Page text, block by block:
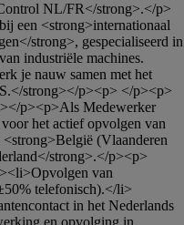
NL/FR</strong>.</p>
een <strong>internationaal
strong>, gespecialiseerd in
industriële machines.
je nauw samen met het
strong></p><p> </p><p>
p><p>Als Medewerker
het actief opvolgen van
(Vlaanderen
strong>.</p><p>
van
telefonisch).</li>
in het Nederlands
en opvolging in